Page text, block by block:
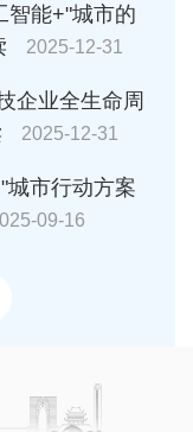
智能+"城市的
2025-12-31
企业全生命周
2025-12-31
城市行动方案
09-16